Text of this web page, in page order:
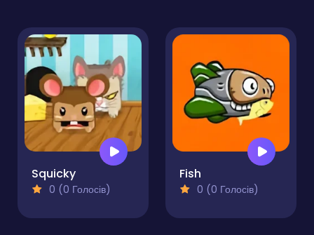
Squicky
0 (0 Голосів)
Fish
0 (0 Голосів)